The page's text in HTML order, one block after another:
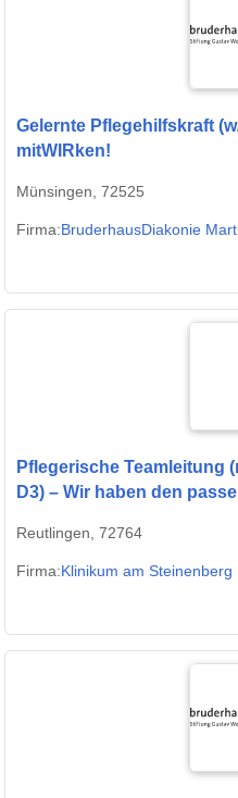
Gelernte Pflegehilfskraft
mitWIRken!
Münsingen, 72525
Firma:BruderhausDiakonie
Pflegerische Teamleitung
D3) – Wir haben den
Reutlingen, 72764
Firma:Klinikum am Steinenberg